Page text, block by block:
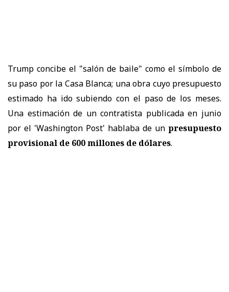
Trump concibe el "salón de baile" como el símbolo de
su paso por la Casa Blanca; una obra cuyo presupuesto
estimado ha ido subiendo con el paso de los meses.
Una estimación de un contratista publicada en junio
por el 'Washington Post' hablaba de un presupuesto
provisional de 600 millones de dólares.